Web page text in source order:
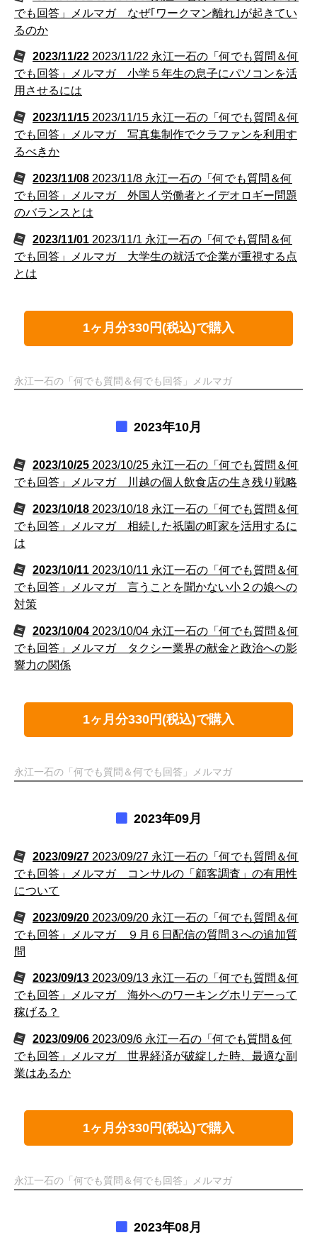
でも回答」メルマガ なぜ｢ワークマン離れ｣が起きてい
るのか
2023/11/22 2023/11/22 永江一石の「何でも質問＆何
でも回答」メルマガ 小学５年生の息子にパソコンを活
用させるには
2023/11/15 2023/11/15 永江一石の「何でも質問＆何
でも回答」メルマガ 写真集制作でクラファンを利用す
るべきか
2023/11/08 2023/11/8 永江一石の「何でも質問＆何
でも回答」メルマガ 外国人労働者とイデオロギー問題
のバランスとは
2023/11/01 2023/11/1 永江一石の「何でも質問＆何
でも回答」メルマガ 大学生の就活で企業が重視する点
とは
1ヶ月分330円(税込)で購入
永江一石の「何でも質問＆何でも回答」メルマガ
2023年10月
2023/10/25 2023/10/25 永江一石の「何でも質問＆何
でも回答」メルマガ 川越の個人飲食店の生き残り戦略
2023/10/18 2023/10/18 永江一石の「何でも質問＆何
でも回答」メルマガ 相続した祇園の町家を活用するに
は
2023/10/11 2023/10/11 永江一石の「何でも質問＆何
でも回答」メルマガ 言うことを聞かない小２の娘への
対策
2023/10/04 2023/10/04 永江一石の「何でも質問＆何
でも回答」メルマガ タクシー業界の献金と政治への影
響力の関係
1ヶ月分330円(税込)で購入
永江一石の「何でも質問＆何でも回答」メルマガ
2023年09月
2023/09/27 2023/09/27 永江一石の「何でも質問＆何
でも回答」メルマガ コンサルの「顧客調査」の有用性
について
2023/09/20 2023/09/20 永江一石の「何でも質問＆何
でも回答」メルマガ ９月６日配信の質問３への追加質
問
2023/09/13 2023/09/13 永江一石の「何でも質問＆何
でも回答」メルマガ 海外へのワーキングホリデーって
稼げる？
2023/09/06 2023/09/6 永江一石の「何でも質問＆何
でも回答」メルマガ 世界経済が破綻した時、最適な副
業はあるか
1ヶ月分330円(税込)で購入
永江一石の「何でも質問＆何でも回答」メルマガ
2023年08月